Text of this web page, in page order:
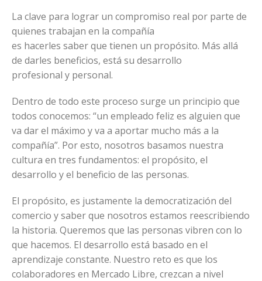
La clave para lograr un compromiso real por parte de
quienes trabajan en la compañía
es hacerles saber que tienen un propósito. Más allá
de darles beneficios, está su desarrollo
profesional y personal.
Dentro de todo este proceso surge un principio que
todos conocemos: “un empleado feliz es alguien que
va dar el máximo y va a aportar mucho más a la
compañía”. Por esto, nosotros basamos nuestra
cultura en tres fundamentos: el propósito, el
desarrollo y el beneficio de las personas.
El propósito, es justamente la democratización del
comercio y saber que nosotros estamos reescribiendo
la historia. Queremos que las personas vibren con lo
que hacemos. El desarrollo está basado en el
aprendizaje constante. Nuestro reto es que los
colaboradores en Mercado Libre, crezcan a nivel